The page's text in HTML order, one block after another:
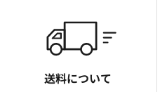
送料について